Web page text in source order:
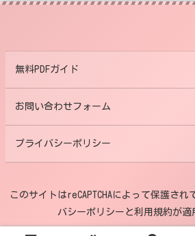
無料PDFガイド
お問い合わせフォーム
プライバシーポリシー
このサイトはreCAPTCHAによって保護され
バシーポリシーと利用規約が適